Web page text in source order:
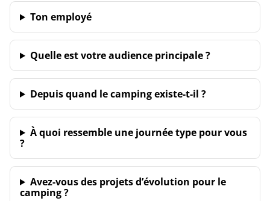
Ton employé
Quelle est votre audience principale ?
Depuis quand le camping existe-t-il ?
À quoi ressemble une journée type pour vous
?
Avez-vous des projets d’évolution pour le
camping ?